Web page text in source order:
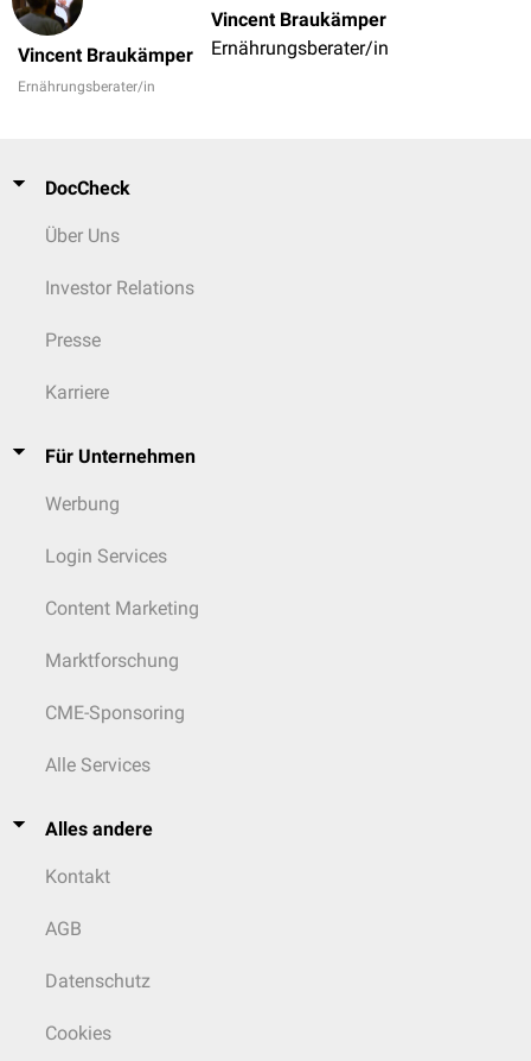
Vincent Braukämper
Ernährungsberater/in
Vincent Braukämper
Ernährungsberater/in
DocCheck
Über Uns
Investor Relations
Presse
Karriere
Für Unternehmen
Werbung
Login Services
Content Marketing
Marktforschung
CME-Sponsoring
Alle Services
Alles andere
Kontakt
AGB
Datenschutz
Cookies